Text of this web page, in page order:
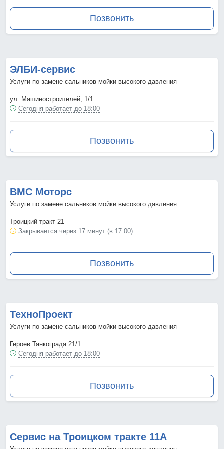
Позвонить
ЭЛБИ-сервис
Услуги по замене сальников мойки высокого давления
ул. Машиностроителей, 1/1
Сегодня работает до 18:00
Позвонить
ВМС Моторс
Услуги по замене сальников мойки высокого давления
Троицкий тракт 21
Закрывается через 17 минут (в 17:00)
Позвонить
ТехноПроект
Услуги по замене сальников мойки высокого давления
Героев Танкограда 21/1
Сегодня работает до 18:00
Позвонить
Сервис на Троицком тракте 11А